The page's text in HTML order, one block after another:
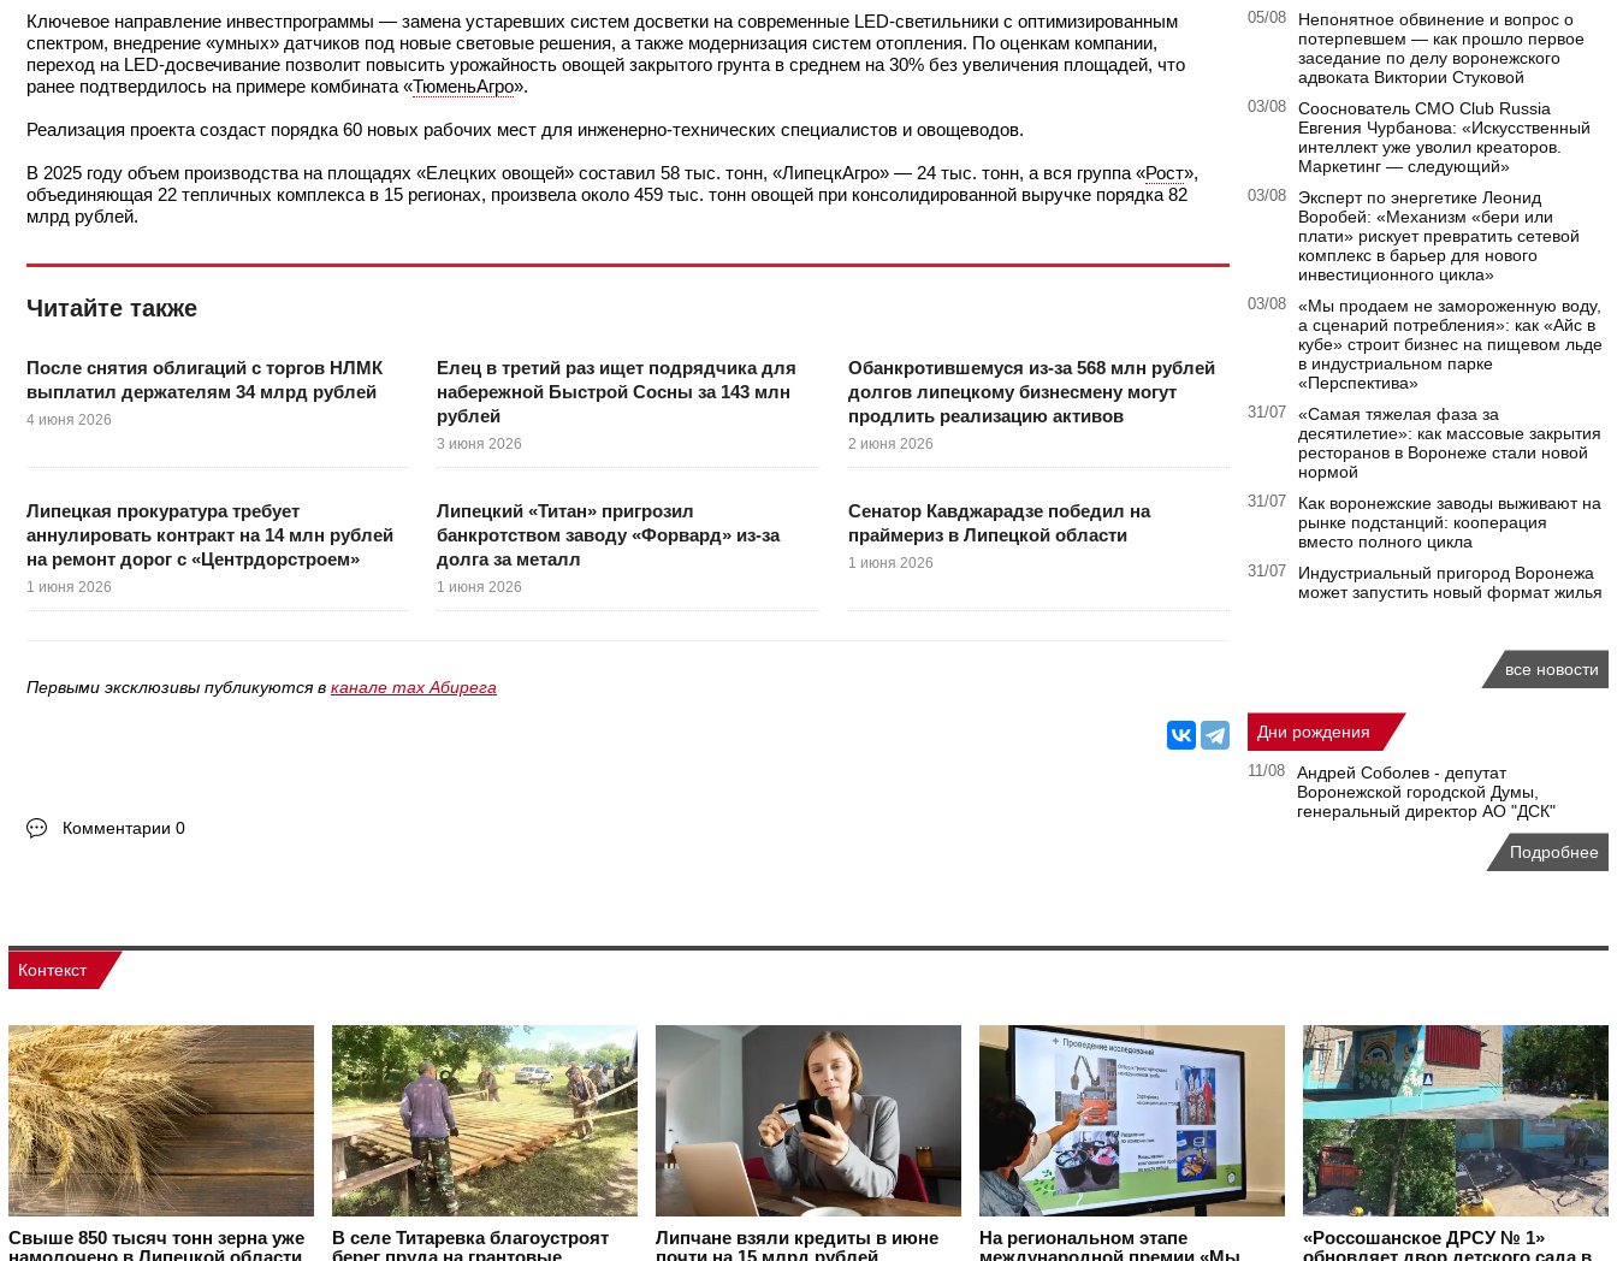
Ключевое направление инвестпрограммы — замена устаревших систем досветки на современные LED-светильники с оптимизированным
спектром, внедрение «умных» датчиков под новые световые решения, а также модернизация систем отопления. По оценкам компании,
переход на LED-досвечивание позволит повысить урожайность овощей закрытого грунта в среднем на 30% без увеличения площадей, что
ранее подтвердилось на примере комбината «ТюменьАгро».
Реализация проекта создаст порядка 60 новых рабочих мест для инженерно-технических специалистов и овощеводов.
В 2025 году объем производства на площадях «Елецких овощей» составил 58 тыс. тонн, «ЛипецкАгро» — 24 тыс. тонн, а вся группа «Рост»,
объединяющая 22 тепличных комплекса в 15 регионах, произвела около 459 тыс. тонн овощей при консолидированной выручке порядка 82
млрд рублей.
Читайте также
После снятия облигаций с торгов НЛМК
выплатил держателям 34 млрд рублей
4 июня 2026
Елец в третий раз ищет подрядчика для
набережной Быстрой Сосны за 143 млн
рублей
3 июня 2026
Обанкротившемуся из-за 568 млн рублей
долгов липецкому бизнесмену могут
продлить реализацию активов
2 июня 2026
Липецкая прокуратура требует
аннулировать контракт на 14 млн рублей
на ремонт дорог с «Центрдорстроем»
1 июня 2026
Липецкий «Титан» пригрозил
банкротством заводу «Форвард» из-за
долга за металл
1 июня 2026
Сенатор Кавджарадзе победил на
праймериз в Липецкой области
1 июня 2026
Первыми эксклюзивы публикуются в канале max Абирега
Комментарии 0
05/08
Непонятное обвинение и вопрос о
потерпевшем — как прошло первое
заседание по делу воронежского
адвоката Виктории Стуковой
03/08
Сооснователь CMO Club Russia
Евгения Чурбанова: «Искусственный
интеллект уже уволил креаторов.
Маркетинг — следующий»
03/08
Эксперт по энергетике Леонид
Воробей: «Механизм «бери или
плати» рискует превратить сетевой
комплекс в барьер для нового
инвестиционного цикла»
03/08
«Мы продаем не замороженную воду,
а сценарий потребления»: как «Айс в
кубе» строит бизнес на пищевом льде
в индустриальном парке
«Перспектива»
31/07
«Самая тяжелая фаза за
десятилетие»: как массовые закрытия
ресторанов в Воронеже стали новой
нормой
31/07
Как воронежские заводы выживают на
рынке подстанций: кооперация
вместо полного цикла
31/07
Индустриальный пригород Воронежа
может запустить новый формат жилья
все новости
Дни рождения
11/08
Андрей Соболев - депутат
Воронежской городской Думы,
генеральный директор АО "ДСК"
Подробнее
Контекст
Свыше 850 тысяч тонн зерна уже
В селе Титаревка благоустроят
Липчане взяли кредиты в июне
На региональном этапе
«Россошанское ДРСУ № 1»